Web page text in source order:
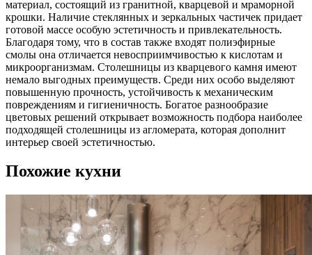
материал, состоящий из гранитной, кварцевой и мраморной
крошки. Наличие стеклянных и зеркальных частичек придает
готовой массе особую эстетичность и привлекательность.
Благодаря тому, что в состав также входят полиэфирные
смолы она отличается невосприимчивостью к кислотам и
микроорганизмам. Столешницы из кварцевого камня имеют
немало выгодных преимуществ. Среди них особо выделяют
повышенную прочность, устойчивость к механическим
повреждениям и гигиеничность. Богатое разнообразие
цветовых решений открывает возможность подбора наиболее
подходящей столешницы из агломерата, которая дополнит
интерьер своей эстетичностью.
Похожие кухни